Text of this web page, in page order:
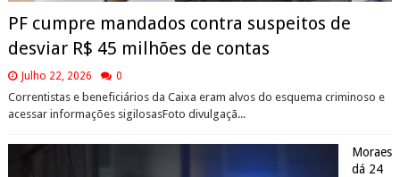
PF cumpre mandados contra suspeitos de
desviar R$ 45 milhões de contas
Julho 22, 2026 0
Correntistas e beneficiários da Caixa eram alvos do esquema criminoso e
acessar informações sigilosasFoto divulgaçã...
Moraes
dá 24